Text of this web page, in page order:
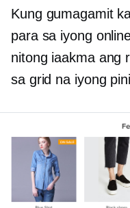
Kung gumagamit
para sa iyong
nitong iaakma ang
sa grid na iyong